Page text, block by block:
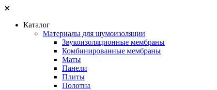
✕
Каталог
Материалы для шумоизоляции
Звукоизоляционные мембраны
Комбинированные мембраны
Маты
Панели
Плиты
Полотна